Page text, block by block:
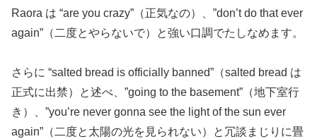
Raora は “are you crazy”（正気なの）、”don’t do that ever
again”（二度とやらないで）と強い口調でたしなめます。
さらに “salted bread is officially banned”（salted bread は
正式に出禁）と述べ、”going to the basement”（地下室行
き）、”you’re never gonna see the light of the sun ever
again”（二度と太陽の光を見られない）と冗談まじりに畳